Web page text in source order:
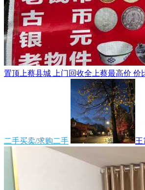
置顶 上蔡县城 上门回收全上蔡最高价
二手买卖/求购二手 王